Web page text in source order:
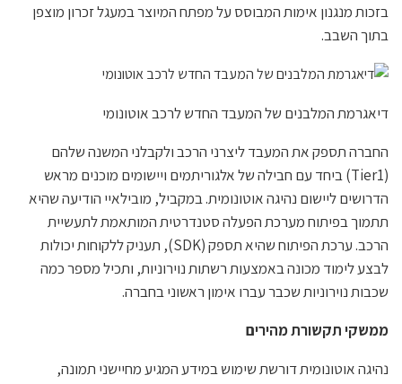
בזכות מנגנון אימות המבוסס על מפתח המיוצר במעגל זכרון מוצפן
בתוך השבב.
דיאגרמת המלבנים של המעבד החדש לרכב אוטונומי
החברה תספק את המעבד ליצרני הרכב ולקבלני המשנה שלהם
(Tier1) ביחד עם חבילה של אלגוריתמים ויישומים מוכנים מראש
הדרושים ליישום נהיגה אוטונומית. במקביל, מובילאיי הודיעה שהיא
תתמוך בפיתוח מערכת הפעלה סטנדרטית המותאמת לתעשיית
הרכב. ערכת הפיתוח שהיא תספק (SDK), תעניק ללקוחות יכולות
לבצע לימוד מכונה באמצעות רשתות נוירוניות, ותכיל מספר כמה
שכבות נוירוניות שכבר עברו אימון ראשוני בחברה.
ממשקי תקשורת מהירים
נהיגה אוטונומית דורשת שימוש במידע המגיע מחיישני תמונה,